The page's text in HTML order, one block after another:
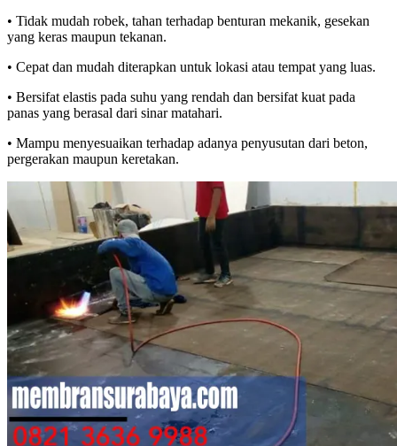
• Tidak mudah robek, tahan terhadap benturan mekanik, gesekan
yang keras maupun tekanan.
• Cepat dan mudah diterapkan untuk lokasi atau tempat yang luas.
• Bersifat elastis pada suhu yang rendah dan bersifat kuat pada
panas yang berasal dari sinar matahari.
• Mampu menyesuaikan terhadap adanya penyusutan dari beton,
pergerakan maupun keretakan.